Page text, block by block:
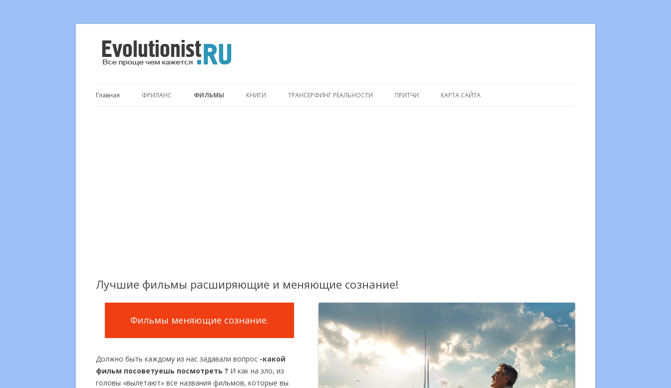
Evolutionist.ru
Все проще чем кажется…
к
Главная ФРИЛАНС ФИЛЬМЫ КНИГИ ТРАНСЕРФИНГ РЕАЛЬНОСТИ ПРИТЧИ КАРТА САЙТА
Лучшие фильмы расширяющие и меняющие сознание!
Фильмы меняющие сознание.
Должно быть каждому из нас задавали вопрос -какой
фильм посоветуешь посмотреть ? И как на зло, из
головы «вылетают» все названия фильмов, которые вы